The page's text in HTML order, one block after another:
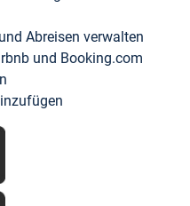
Abreisen verwalten
und Booking.com